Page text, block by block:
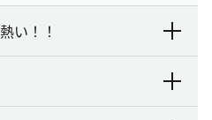
い！！